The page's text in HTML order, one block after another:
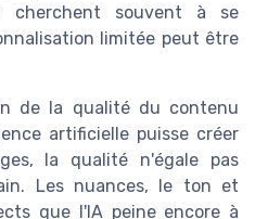
cherchent souvent à se
limitée peut être
de la qualité du contenu
artificielle puisse créer
la qualité n'égale pas
Les nuances, le ton et
que l'IA peine encore à